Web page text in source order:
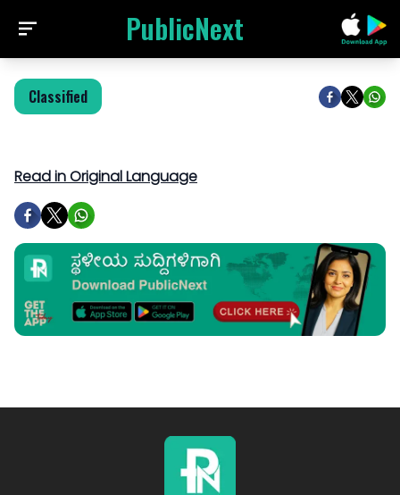
PublicNext
Classified
Read in Original Language